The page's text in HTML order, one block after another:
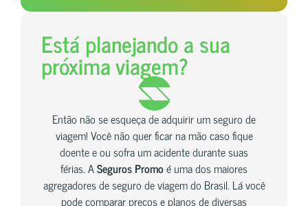
Está planejando a sua
próxima viagem?
Então não se esqueça de adquirir um seguro de
viagem! Você não quer ficar na mão caso fique
doente e ou sofra um acidente durante suas
férias. ASeguros Promoé uma dos maiores
agregadores de seguro de viagem do Brasil. Lá você
pode comparar preços e planos de diversas